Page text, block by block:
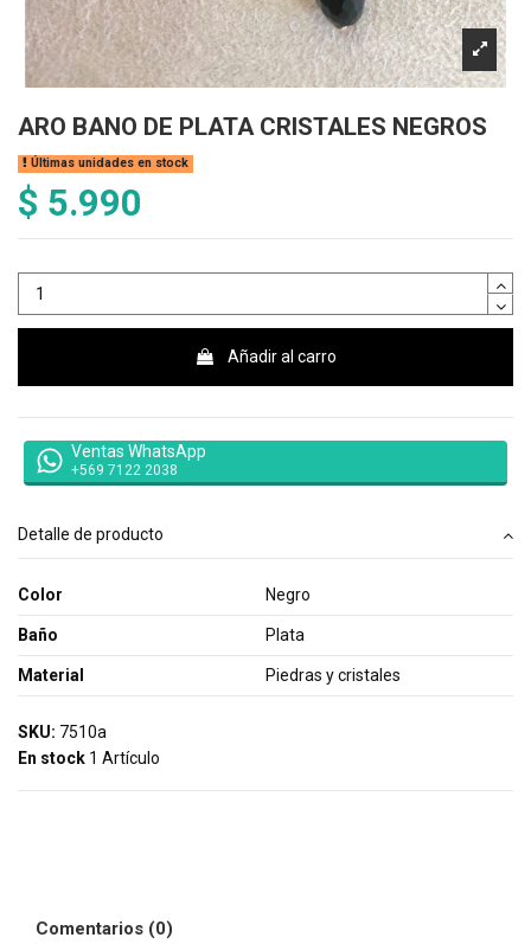
ARO BANO DE PLATA CRISTALES NEGROS
Últimas unidades en stock
$ 5.990
Añadir al carro
Ventas WhatsApp
+569 7122 2038
Detalle de producto
Color Negro
Baño Plata
Material Piedras y cristales
SKU: 7510a
En stock 1 Artículo
Comentarios (0)